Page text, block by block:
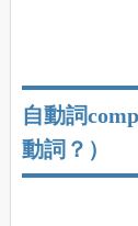
自動詞
動詞？）